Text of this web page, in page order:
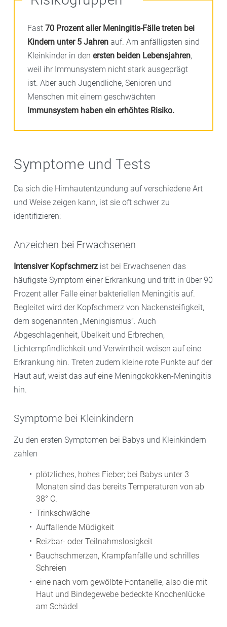
Fast 70 Prozent aller Meningitis-Fälle treten bei
Kindern unter 5 Jahren auf. Am anfälligsten sind
Kleinkinder in den ersten beiden Lebensjahren,
weil ihr Immunsystem nicht stark ausgeprägt
ist. Aber auch Jugendliche, Senioren und
Menschen mit einem geschwächten
Immunsystem haben ein erhöhtes Risiko.
Symptome und Tests
Da sich die Hirnhautentzündung auf verschiedene Art
und Weise zeigen kann, ist sie oft schwer zu
identifizieren:
Anzeichen bei Erwachsenen
Intensiver Kopfschmerz ist bei Erwachsenen das
häufigste Symptom einer Erkrankung und tritt in über 90
Prozent aller Fälle einer bakteriellen Meningitis auf.
Begleitet wird der Kopfschmerz von Nackensteifigkeit,
dem sogenannten „Meningismus”. Auch
Abgeschlagenheit, Übelkeit und Erbrechen,
Lichtempfindlichkeit und Verwirrtheit weisen auf eine
Erkrankung hin. Treten zudem kleine rote Punkte auf der
Haut auf, weist das auf eine Meningokokken-Meningitis
hin.
Symptome bei Kleinkindern
Zu den ersten Symptomen bei Babys und Kleinkindern
zählen
plötzliches, hohes Fieber; bei Babys unter 3
Monaten sind das bereits Temperaturen von ab
38° C.
Trinkschwäche
Auffallende Müdigkeit
Reizbar- oder Teilnahmslosigkeit
Bauchschmerzen, Krampfanfälle und schrilles
Schreien
eine nach vorn gewölbte Fontanelle, also die mit
Haut und Bindegewebe bedeckte Knochenlücke
am Schädel